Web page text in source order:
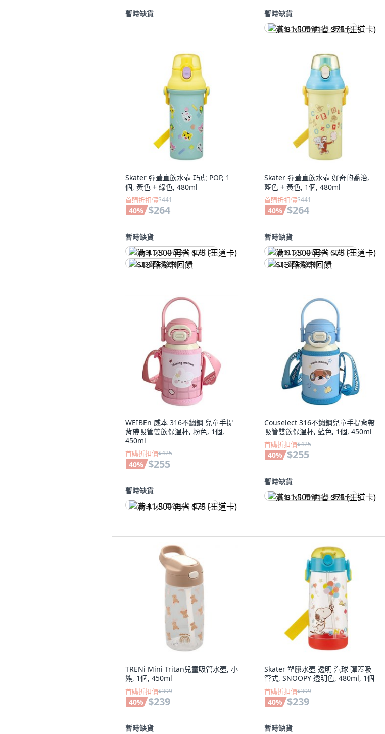
暫時缺貨 暫時缺貨
满 $1,500 再省 $75 (王道卡)
Skater 彈蓋直飲水壺 巧虎 POP, 1
個, 黃色 + 綠色, 480ml
首購折扣價$441
40% $264
暫時缺貨
满 $1,500 再省 $75 (王道卡)
$13 酷澎幣回饋
Skater 彈蓋直飲水壺 好奇的喬治,
藍色 + 黃色, 1個, 480ml
首購折扣價$441
40% $264
暫時缺貨
满 $1,500 再省 $75 (王道卡)
$13 酷澎幣回饋
WEIBEn 威本 316不鏽鋼 兒童手提
背帶吸管雙飲保溫杯, 粉色, 1個,
450ml
首購折扣價$425
40% $255
暫時缺貨
满 $1,500 再省 $75 (王道卡)
Couselect 316不鏽鋼兒童手提背帶
吸管雙飲保溫杯, 藍色, 1個, 450ml
首購折扣價$425
40% $255
暫時缺貨
满 $1,500 再省 $75 (王道卡)
TRENi Mini Tritan兒童吸管水壺, 小
熊, 1個, 450ml
首購折扣價$399
40% $239
暫時缺貨
Skater 塑膠水壺 透明 汽球 彈蓋吸
管式, SNOOPY 透明色, 480ml, 1個
首購折扣價$399
40% $239
暫時缺貨